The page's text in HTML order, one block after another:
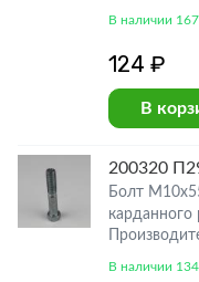
В наличии
124 ₽
В
200320
Болт
карданного
В наличии